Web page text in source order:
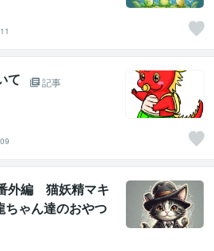
て
記事
外編 猫妖精マキ
ゃん達のおやつ
）